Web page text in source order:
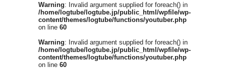
Warning: Invalid argument supplied for foreach() in
/home/logtube/logtube.jp/public_html/wpfile/wp-
content/themes/logtube/functions/youtuber.php
on line 60
Warning: Invalid argument supplied for foreach() in
/home/logtube/logtube.jp/public_html/wpfile/wp-
content/themes/logtube/functions/youtuber.php
on line 60